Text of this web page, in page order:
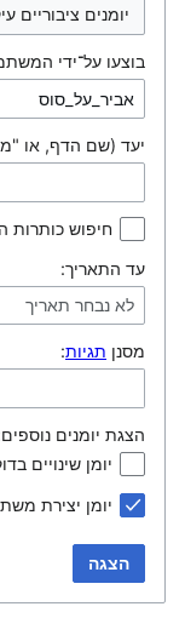
בוצעו על־ידי
יעד (שם הדף, או
חיפוש כותרות
עד התאריך:
לא נבחר תאריך
מסנן תגיות:
הצגת יומנים
יומן שינויים
יומן יצירת
הצגה